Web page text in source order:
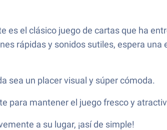
es el clásico juego de cartas que ha
rápidas y sonidos sutiles, espera una
sea un placer visual y súper cómoda.
para mantener el juego fresco y
a su lugar, ¡así de simple!